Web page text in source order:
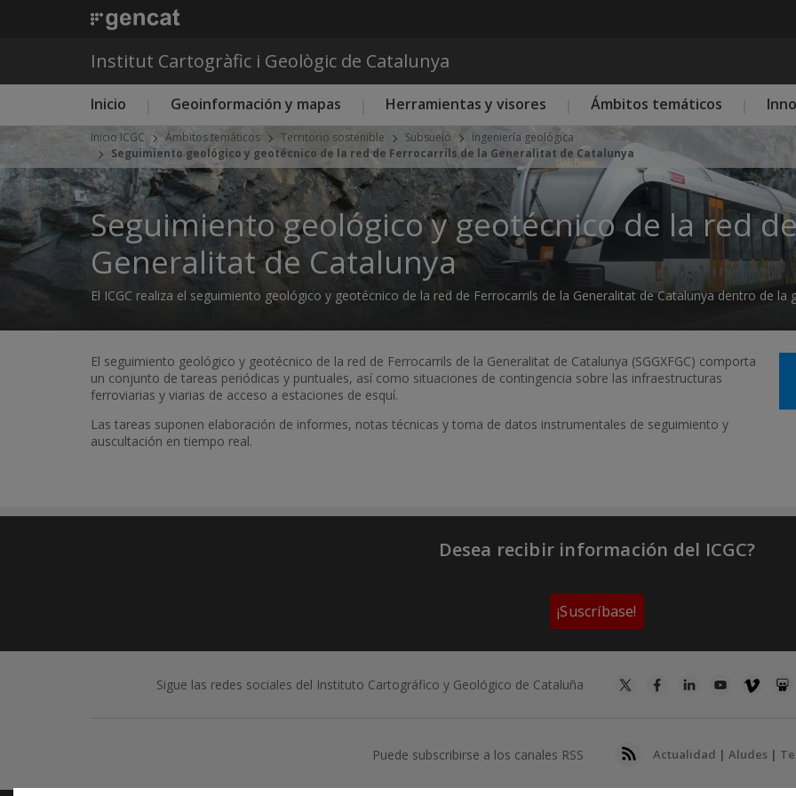
Institut Cartogràfic i Geològic de Catalunya
Menú principal ICGC
Inicio Geoinformación y mapas Herramientas y visores Ámbitos temáticos
Inicio ICGC Ámbitos temáticos Territorio sostenible Subsuelo
Ingeniería geológica
Seguimiento geológico y geotécnico de la red de Ferrocarrils de la Generalitat de Catalunya
Seguimiento geológico y geotécnico de la red
Generalitat de Catalunya
El ICGC realiza el seguimiento geológico y geotécnico de la red de Ferrocarrils de la Generalitat de Catalunya dentro de
El seguimiento geológico y geotécnico de la red de Ferrocarrils de la Generalitat de Catalunya (SGGXFGC) comporta
un conjunto de tareas periódicas y puntuales, así como situaciones de contingencia sobre las infraestructuras
ferroviarias y viarias de acceso a estaciones de esquí.
Las tareas suponen elaboración de informes, notas técnicas y toma de datos instrumentales de seguimiento y
auscultación en tiempo real.
Desea recibir información del ICGC?
¡Suscríbase!
Sigue las redes sociales del Instituto Cartográfico y Geológico de Cataluña
Puede subscribirse a los canales RSS Actualidad | Aludes |